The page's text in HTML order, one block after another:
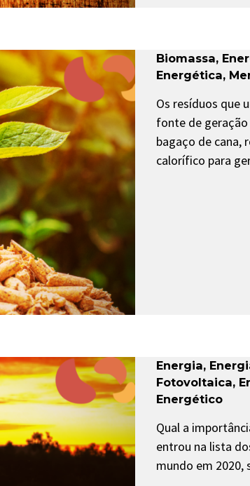
Biomassa,
Energética,
Os resíduos que
fonte de
bagaço de cana,
calorífico para
Energia,
Fotovoltaica,
Energético
Qual a
entrou na lista
mundo em 2020,